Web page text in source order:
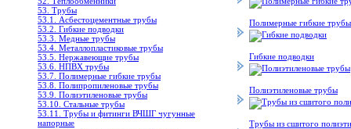
53. Трубы
53.1. Асбестоцементные трубы
53.2. Гибкие подводки
53.3. Медные трубы
53.4. Металлопластиковые трубы
53.5. Нержавеющие трубы
53.6. НПВХ трубы
53.7. Полимерные гибкие трубы
53.8. Полипропиленовые трубы
53.9. Полиэтиленовые трубы
53.10. Стальные трубы
53.11. Трубы и фитинги ВЧШГ чугунные
напорные
Полимерные гибкие трубы
Гибкие подводки
Полиэтиленовые трубы
Трубы из сшитого